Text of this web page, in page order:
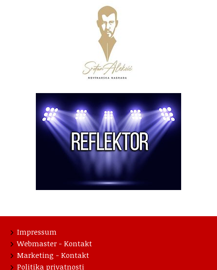
Impressum
Webmaster - Kontakt
Marketing - Kontakt
Politika privatnosti